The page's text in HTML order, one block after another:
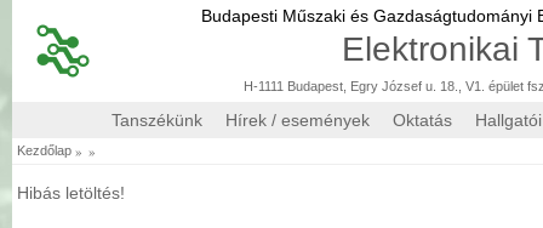
Budapesti Műszaki és Gazdaságtudományi
Elektronikai
H-1111 Budapest, Egry József u. 18., V1. épület
Tanszékünk Hírek / események Oktatás
Kezdőlap » »
Hibás letöltés!